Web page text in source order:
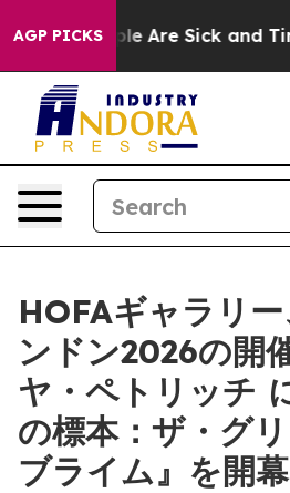
AGP PICKS
“People Are Sick and
HOFAギャラリ
ンドン2026の開
ヤ・ペトリッチ
の標本：ザ・グ
ブライム』を開幕